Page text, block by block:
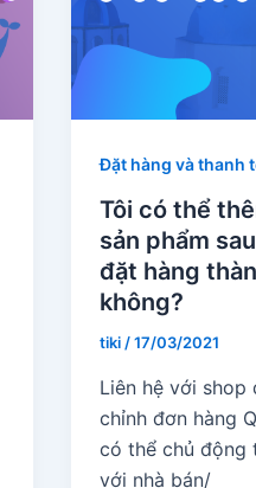
Đặt hàng và thanh
Tôi có thể
sản phẩm
đặt hàng
không?
tiki/17/03/2021
Liên hệ với shop
chỉnh đơn hàng
có thể chủ động
với nhà bán/